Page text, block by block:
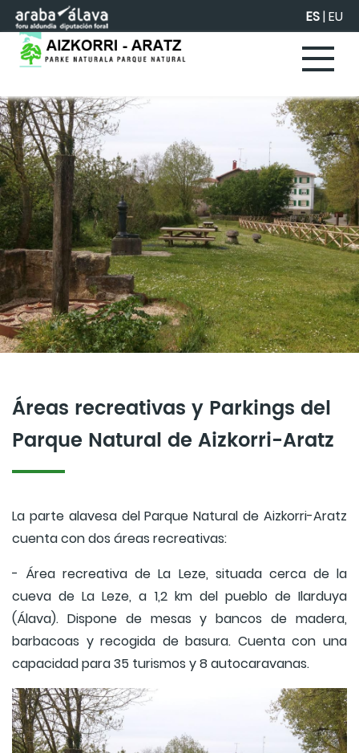
Saltar al contenido principal ES|EU
Áreas recreativas y Parkings del
Parque Natural de Aizkorri-Aratz
La parte alavesa del Parque Natural de Aizkorri-Aratz
cuenta con dos áreas recreativas:
- Área recreativa de La Leze, situada cerca de la
cueva de La Leze, a 1,2 km del pueblo de Ilarduya
(Álava). Dispone de mesas y bancos de madera,
barbacoas y recogida de basura. Cuenta con una
capacidad para 35 turismos y 8 autocaravanas.